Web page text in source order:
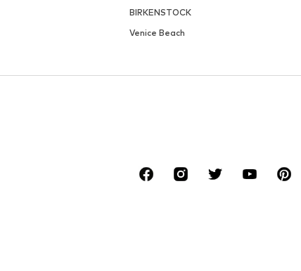
BIRKENSTOCK
Venice Beach